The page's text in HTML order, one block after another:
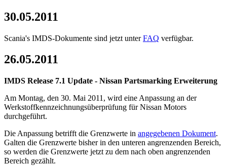
30.05.2011
Scania's IMDS-Dokumente sind jetzt unterFAQ verfügbar.
26.05.2011
IMDS Release 7.1 Update - Nissan Partsmarking Erweiterung
Am Montag, den 30. Mai 2011, wird eine Anpassung an der
Werkstoffkennzeichnungsüberprüfung für Nissan Motors
durchgeführt.
Die Anpassung betrifft die Grenzwerte in angegebenen Dokument.
Galten die Grenzwerte bisher in den unteren angrenzenden Bereich,
so werden die Grenzwerte jetzt zu dem nach oben angrenzenden
Bereich gezählt.